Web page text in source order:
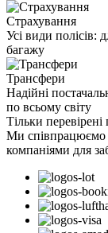
Страхування
Усі види полісів:
багажу
Трансфери
Надійні
по всьому світу
Тільки
Ми співпрацюємо
компаніями для